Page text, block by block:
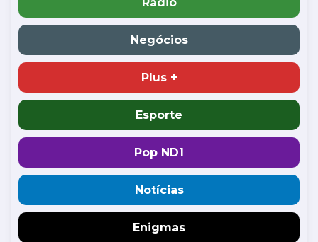
Negócios
Plus +
Esporte
Pop ND1
Notícias
Enigmas